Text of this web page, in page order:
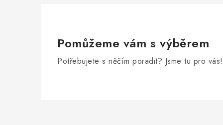
Pomůžeme vám s výběrem
Potřebujete s něčím poradit? Jsme tu pro vás!